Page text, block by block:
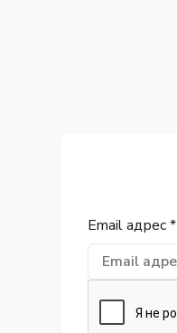
Email адрес *